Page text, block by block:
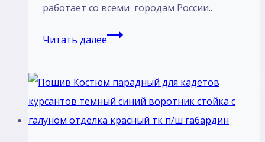
работает со всеми городам России..
Читать далееПошив
МЧС